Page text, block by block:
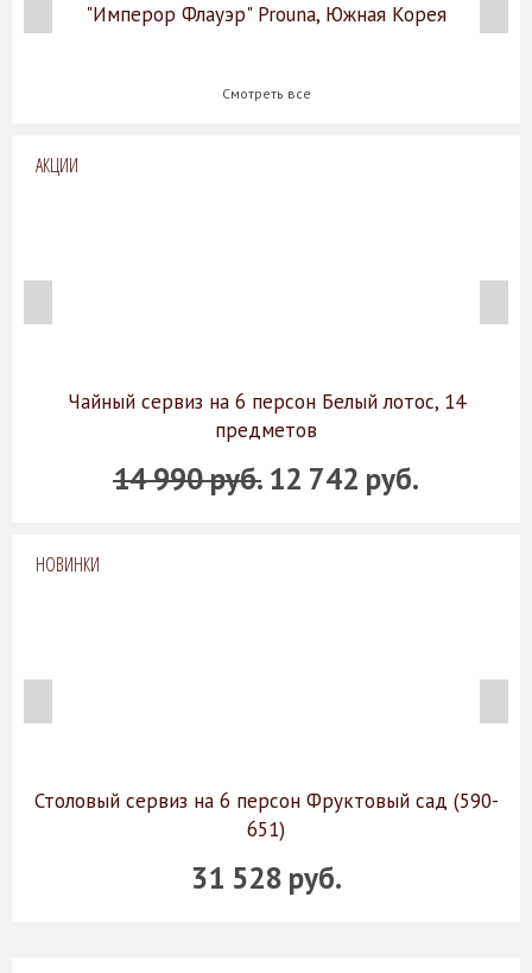
"Имперор Флауэр" Prouna, Южная Корея
Смотреть все
АКЦИИ
Чайный сервиз на 6 персон Белый лотос, 14
предметов
14 990 руб. 12 742 руб.
НОВИНКИ
Столовый сервиз на 6 персон Фруктовый сад (590-
651)
31 528 руб.